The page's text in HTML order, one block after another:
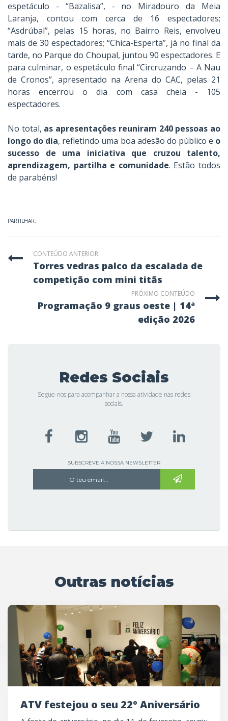
espetáculo - “Bazalisa”, - no Miradouro da Meia
Laranja, contou com cerca de 16 espectadores;
“Asdrúbal”, pelas 15 horas, no Bairro Reis, envolveu
mais de 30 espectadores; “Chica-Esperta”, já no final da
tarde, no Parque do Choupal, juntou 90 espectadores. E
para culminar, o espetáculo final “Circruzando – A Nau
de Cronos”, apresentado na Arena do CAC, pelas 21
horas encerrou o dia com casa cheia - 105
espectadores.
No total, as apresentações reuniram 240 pessoas ao
longo do dia, refletindo uma boa adesão do público e o
sucesso de uma iniciativa que cruzou talento,
aprendizagem, partilha e comunidade. Estão todos
de parabéns!
PARTILHAR:
CONTEÚDO ANTERIOR
torres vedras palco da escalada de
competição com mini titãs
PRÓXIMO CONTEÚDO
programação 9 graus oeste | 14ª
edição 2026
Redes Sociais
Segue-nos para acompanhar a nossa atividade nas redes
sociais.
SUBSCREVE A NOSSA NEWSLETTER
Outras notícias
ATV festejou o seu 22º Aniversário